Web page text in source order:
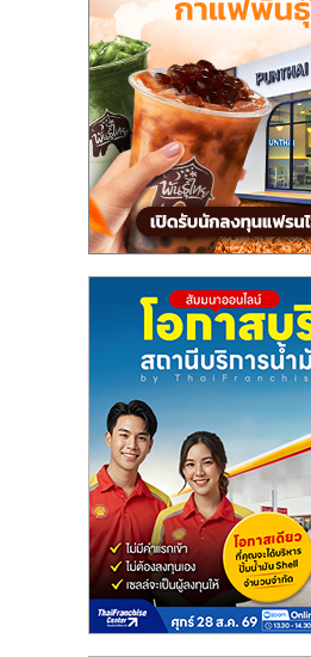
ไชส์
แฟ
ไชส์
ขาย
หน้า
บ้าน
ลงทุน
น้อย